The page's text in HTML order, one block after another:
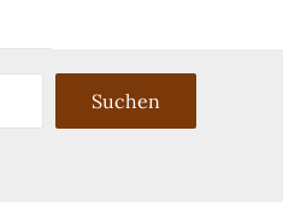
Suchen